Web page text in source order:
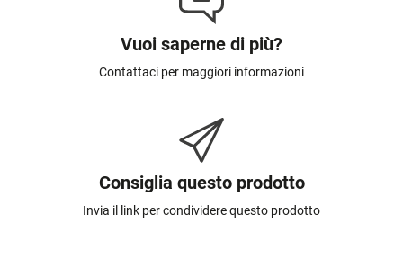
Vuoi saperne di più?
Contattaci per maggiori informazioni
Consiglia questo prodotto
Invia il link per condividere questo prodotto